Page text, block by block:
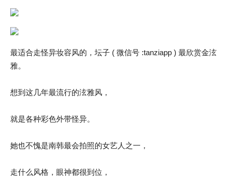
最适合走怪异妆容风的，坛子 ( 微信号 :tanziapp ) 最欣赏金泫
雅。
想到这几年最流行的泫雅风，
就是各种彩色外带怪异。
她也不愧是南韩最会拍照的女艺人之一，
走什么风格，眼神都很到位，